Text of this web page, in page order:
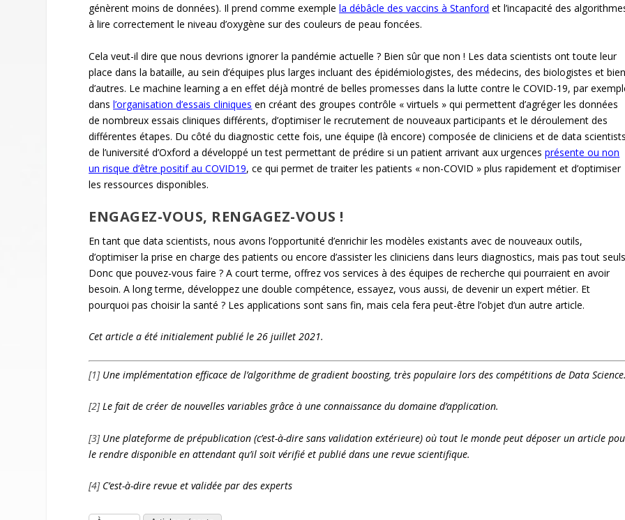
génèrent moins de données). Il prend comme exemplela débâcle des vaccins à Stanford et l’incapacité des
à lire correctement le niveau d’oxygène sur des couleurs de peau foncées.
Cela veut-il dire que nous devrions ignorer la pandémie actuelle ? Bien sûr que non ! Les data scientists ont toute leur
place dans la bataille, au sein d’équipes plus larges incluant des épidémiologistes, des médecins, des biologistes et
d’autres. Le machine learning a en effet déjà montré de belles promesses dans la lutte contre le COVID-19, par
dansl’organisation d’essais cliniques en créant des groupes contrôle « virtuels » qui permettent d’agréger les données
de nombreux essais cliniques différents, d’optimiser le recrutement de nouveaux participants et le déroulement des
différentes étapes. Du côté du diagnostic cette fois, une équipe (là encore) composée de cliniciens et de data
de l’université d’Oxford a développé un test permettant de prédire si un patient arrivant aux urgencesprésente ou non
un risque d’être positif au COVID19, ce qui permet de traiter les patients « non-COVID » plus rapidement et d’optimiser
les ressources disponibles.
ENGAGEZ-VOUS, RENGAGEZ-VOUS !
En tant que data scientists, nous avons l’opportunité d’enrichir les modèles existants avec de nouveaux outils,
d’optimiser la prise en charge des patients ou encore d’assister les cliniciens dans leurs diagnostics, mais pas tout
Donc que pouvez-vous faire ? A court terme, offrez vos services à des équipes de recherche qui pourraient en avoir
besoin. A long terme, développez une double compétence, essayez, vous aussi, de devenir un expert métier. Et
pourquoi pas choisir la santé ? Les applications sont sans fin, mais cela fera peut-être l’objet d’un autre article.
Cet article a été initialement publié le 26 juillet 2021.
[1]Une implémentation efficace de l’algorithme de gradient boosting, très populaire lors des compétitions de Data
[2]Le fait de créer de nouvelles variables grâce à une connaissance du domaine d’application.
[3]Une plateforme de prépublication (c’est-à-dire sans validation extérieure) où tout le monde peut déposer un article
le rendre disponible en attendant qu’il soit vérifié et publié dans une revue scientifique.
[4]C’est-à-dire revue et validée par des experts